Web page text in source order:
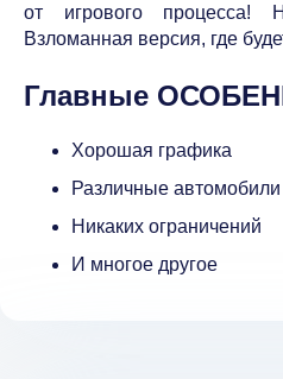
от игрового
Взломанная версия, где
Главные
Хорошая графика
Различные автомобили
Никаких ограничений
И многое другое